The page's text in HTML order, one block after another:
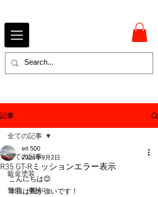
記事
全ての記事
鈑金塗装
整備、車検
全ての記事
R35 GT-Rミッションエラー表示
eri 500
2024年9月2日
こんにちは😊
本日は風が強いです！